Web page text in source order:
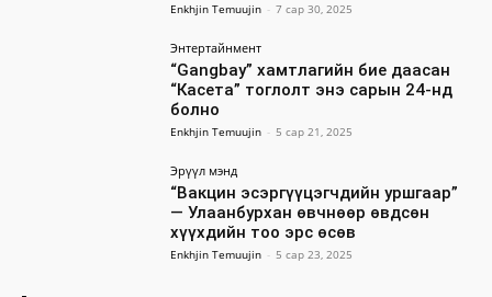
Enkhjin Temuujin - 7 сар 30, 2025
Энтертайнмент
“Gangbay” хамтлагийн бие даасан
“Касета” тоглолт энэ сарын 24-нд
болно
Enkhjin Temuujin - 5 сар 21, 2025
Эрүүл мэнд
“Вакцин эсэргүүцэгчдийн уршгаар”
— Улаанбурхан өвчнөөр өвдсөн
хүүхдийн тоо эрс өсөв
Enkhjin Temuujin - 5 сар 23, 2025